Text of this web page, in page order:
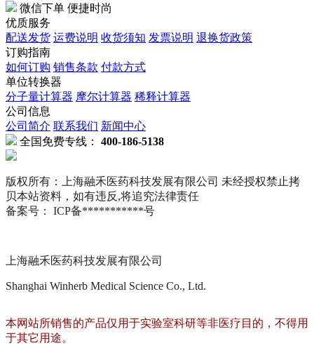
微信下单 便捷时尚
优质服务
配送发货 运费说明 收货须知 发票说明 退换货政策
订购指南
如何订购 销售条款 付款方式
单位转换器
分子量计算器 摩尔计算器 稀释计算器
公司信息
公司简介 联系我们 新闻中心
全国免费专线： 400-186-5138
版权所有：上海融禾医药科技发展有限公司 未经授权禁止拷
贝本站资料，如有违反,将追究法律责任
备案号： ICP备***********号
上海融禾医药科技发展有限公司
Shanghai Winherb Medical Science Co., Ltd.
本网站所销售的产品仅用于实验室科研等非医疗目的，不得用
于其它用途。